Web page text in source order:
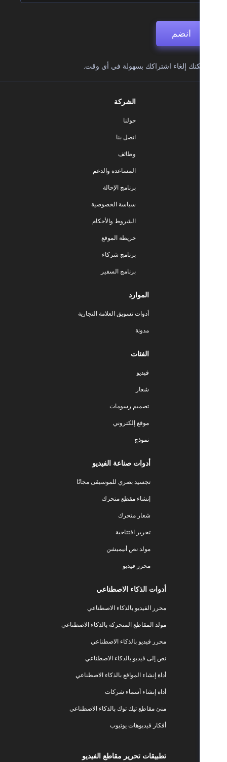
إلغاء اشتراكك بسهولة في أي وقت.
المساعدة والدعم
برنامج الإحالة
سياسة الخصوصية
الشروط والأحكام
خريطة الموقع
برنامج شركاء
برنامج السفير
أدوات تسويق العلامة التجارية
تصميم رسومات
موقع إلكتروني
أدوات صناعة الفيديو
تجسيد بصري للموسيقى مجانًا
إنشاء مقطع متحرك
شعار متحرك
تحرير افتتاحية
مولد نص أنيميشن
محرر فيديو
أدوات الذكاء الاصطناعي
محرر الفيديو بالذكاء الاصطناعي
مولد المقاطع المتحركة بالذكاء الاصطناعي
محرر فيديو بالذكاء الاصطناعي
نص إلى فيديو بالذكاء الاصطناعي
أداة إنشاء المواقع بالذكاء الاصطناعي
أداة إنشاء أسماء شركات
منئ مقاطع تيك توك بالذكاء الاصطناعي
أفكار فيديوهات يوتيوب
تطبيقات تحرير مقاطع الفيديو